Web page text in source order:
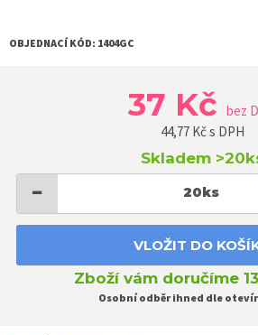
OBJEDNACÍ KÓD: 1404GC
37 Kč bez
44,77Kč s DPH
Skladem
− 20ks
VLOŽIT DO
Zboží vám doručíme
Osobní odběr ihned dle